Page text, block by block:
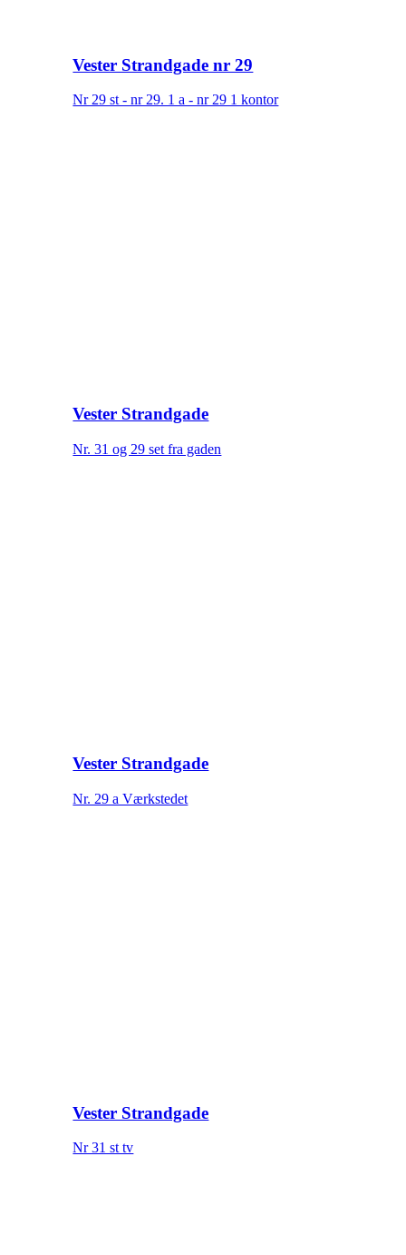
Vester Strandgade nr 29
Nr 29 st - nr 29. 1 a - nr 29 1 kontor
Vester Strandgade
Nr. 31 og 29 set fra gaden
Vester Strandgade
Nr. 29 a Værkstedet
Vester Strandgade
Nr 31 st tv